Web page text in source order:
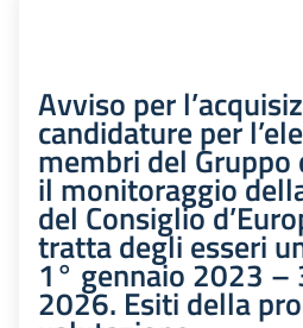
Avviso per
candidature per
membri del
il monitoraggio
del Consiglio
tratta degli esseri
1° gennaio 2023 –
2026. Esiti della